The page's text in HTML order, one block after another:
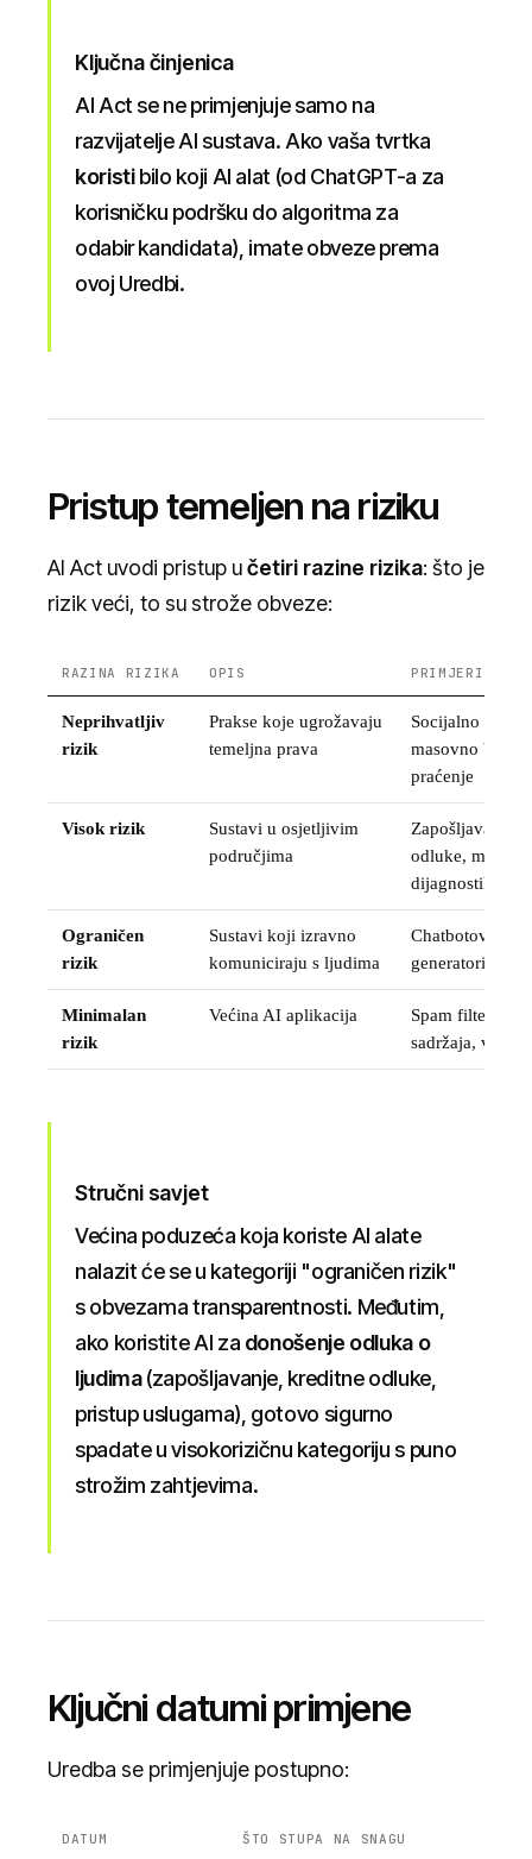
Ključna činjenica
AI Act se ne primjenjuje samo na
razvijatelje AI sustava. Ako vaša tvrtka
koristibilo koji AI alat (od ChatGPT-a za
korisničku podršku do algoritma za
odabir kandidata), imate obveze prema
ovoj Uredbi.
Pristup temeljen na riziku
AI Act uvodi pristup učetiri razine rizika: što je
rizik veći, to su strože obveze:
RAZINA RIZIKA OPIS PRIMJERI
Neprihvatljiv
rizik
Prakse koje ugrožavaju
temeljna prava
Socijalno
masovno
praćenje
Visok rizik
Sustavi u osjetljivim
područjima
Zapošljavanje,
odluke,
dijagnostika
Ograničen
rizik
Sustavi koji izravno
komuniciraju s ljudima
Chatbotovi,
generatori
Minimalan
rizik
Većina AI aplikacija
Spam filteri, AI
sadržaja, video
Stručni savjet
Većina poduzeća koja koriste AI alate
nalazit će se u kategoriji "ograničen rizik"
s obvezama transparentnosti. Međutim,
ako koristite AI za donošenje odluka o
ljudima(zapošljavanje, kreditne odluke,
pristup uslugama), gotovo sigurno
spadate u visokorizičnu kategoriju s puno
strožim zahtjevima.
Ključni datumi primjene
Uredba se primjenjuje postupno:
DATUM ŠTO STUPA NA SNAGU